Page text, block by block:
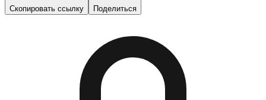
Скопировать ссылку Поделиться